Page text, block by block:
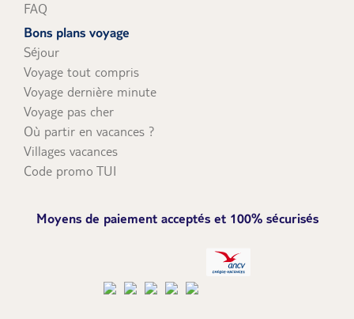
FAQ
Bons plans voyage
Séjour
Voyage tout compris
Voyage dernière minute
Voyage pas cher
Où partir en vacances ?
Villages vacances
Code promo TUI
Moyens de paiement acceptés et 100% sécurisés